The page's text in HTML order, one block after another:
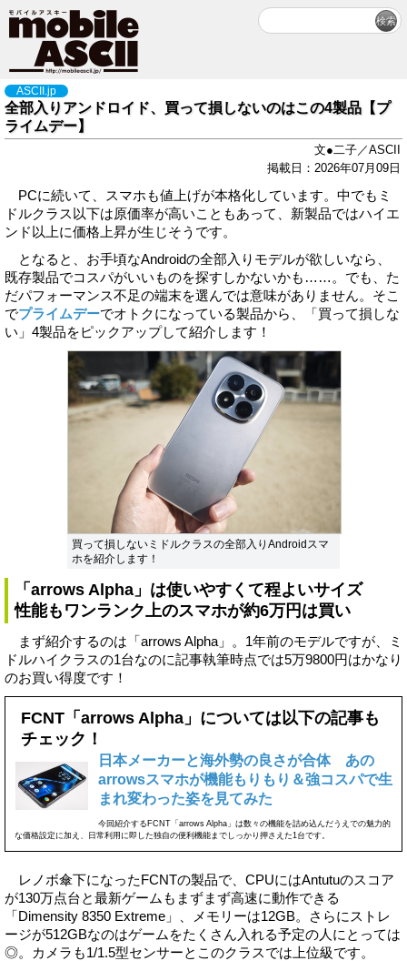
ASCII.jp
全部入りアンドロイド、買って損しないのはこの4製品【プ
ライムデー】
文●二子／ASCII
掲載日：2026年07月09日
PCに続いて、スマホも値上げが本格化しています。中でもミ
ドルクラス以下は原価率が高いこともあって、新製品ではハイエ
ンド以上に価格上昇が生じそうです。
となると、お手頃なAndroidの全部入りモデルが欲しいなら、
既存製品でコスパがいいものを探すしかないかも……。でも、た
だパフォーマンス不足の端末を選んでは意味がありません。そこ
でプライムデーでオトクになっている製品から、「買って損しな
い」4製品をピックアップして紹介します！
買って損しないミドルクラスの全部入りAndroidスマ
ホを紹介します！
「arrows Alpha」は使いやすくて程よいサイズ
性能もワンランク上のスマホが約6万円は買い
まず紹介するのは「arrows Alpha」。1年前のモデルですが、ミ
ドルハイクラスの1台なのに記事執筆時点では5万9800円はかなり
のお買い得度です！
FCNT「arrows Alpha」については以下の記事も
チェック！
日本メーカーと海外勢の良さが合体 あの
arrowsスマホが機能もりもり＆強コスパで生
まれ変わった姿を見てみた
今回紹介するFCNT「arrows Alpha」は数々の機能を詰め込んだうえでの魅力的
な価格設定に加え、日常利用に即した独自の便利機能までしっかり押さえた1台です。
レノボ傘下になったFCNTの製品で、CPUにはAntutuのスコア
が130万点台と最新ゲームもまずまず高速に動作できる
「Dimensity 8350 Extreme」、メモリーは12GB。さらにストレ
ージが512GBなのはゲームをたくさん入れる予定の人にとっては
◎。カメラも1/1.5型センサーとこのクラスでは上位級です。